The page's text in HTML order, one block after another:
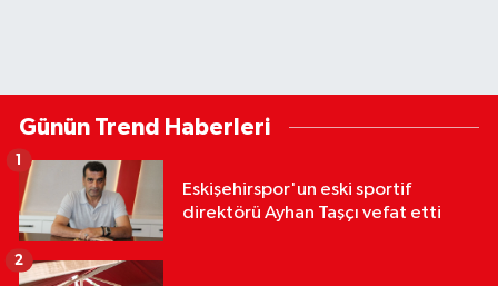
Günün Trend Haberleri
Eskişehirspor'un eski sportif
direktörü Ayhan Taşçı vefat etti
1
2